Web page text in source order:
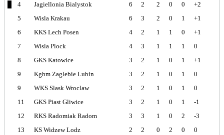
4
Jagiellonia Bialystok 6 2 2 0 0
+2
5
Wisla Krakau 6 3 2 0 1
+1
6
KKS Lech Posen 4 2 1 1 0
+1
7
Wisla Plock 4 3 1 1 1
0
8
GKS Katowice 3 2 1 0 1
+1
9
Kghm Zaglebie Lubin 3 2 1 0 1
0
9
WKS Slask Wroclaw 3 2 1 0 1
0
11
GKS Piast Gliwice 3 2 1 0 1
-1
12
RKS Radomiak Radom 3 3 1 0 2
-3
13
KS Widzew Lodz 2 2 0 2 0
0